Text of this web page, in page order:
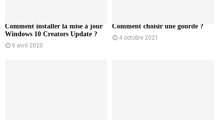
Comment installer la mise à jour
Windows 10 Creators Update ?
9 avril 2020
Comment choisir une gourde ?
4 octobre 2021